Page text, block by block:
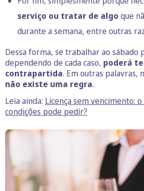
serviço ou tratar de algo que
durante a semana, entre outras
Dessa forma, se trabalhar ao sábado
dependendo de cada caso, poderá
contrapartida. Em outras palavras,
não existe uma regra.
Leia ainda: Licença sem vencimento:
condições pode pedir?